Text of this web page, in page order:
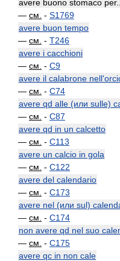
avere buono stomaco per...
— см. - S1769
avere buon tempo
— см. - T246
avere i cacchioni
— см. - C9
avere il calabrone
— см. - C74
avere qd alle (или sulle)
— см. - C87
avere qd in un calcetto
— см. - C113
avere un calcio in gola
— см. - C122
avere del calendario
— см. - C173
avere nel (или sul)
— см. - C174
non avere qd nel suo
— см. - C175
avere qc in non cale